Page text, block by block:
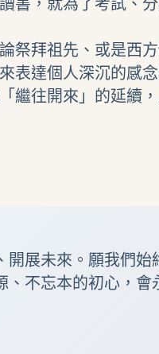
書，就為了考試、
祭拜祖先、或是西
表達個人深沉的感
繼往開來」的延續
開展未來。願我們
不忘本的初心，會